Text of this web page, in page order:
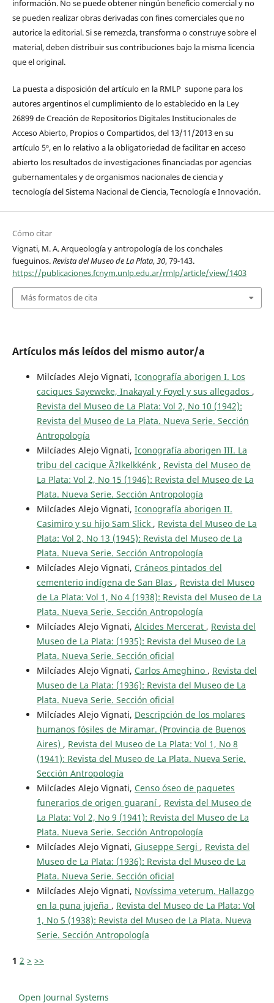
información. No se puede obtener ningún beneficio comercial y no
se pueden realizar obras derivadas con fines comerciales que no
autorice la editorial. Si se remezcla, transforma o construye sobre el
material, deben distribuir sus contribuciones bajo la misma licencia
que el original.
La puesta a disposición del artículo en la RMLP supone para los
autores argentinos el cumplimiento de lo establecido en la Ley
26899 de Creación de Repositorios Digitales Institucionales de
Acceso Abierto, Propios o Compartidos, del 13/11/2013 en su
artículo 5º, en lo relativo a la obligatoriedad de facilitar en acceso
abierto los resultados de investigaciones financiadas por agencias
gubernamentales y de organismos nacionales de ciencia y
tecnología del Sistema Nacional de Ciencia, Tecnología e Innovación.
Cómo citar
Vignati, M. A. Arqueología y antropología de los conchales
fueguinos.Revista del Museo de La Plata,30, 79-143.
https://publicaciones.fcnym.unlp.edu.ar/rmlp/article/view/1403
Más formatos de cita
Artículos más leídos del mismo autor/a
Milcíades Alejo Vignati, Iconografía aborigen I. Los
caciques Sayeweke, Inakayal y Foyel y sus allegados ,
Revista del Museo de La Plata: Vol 2, No 10 (1942):
Revista del Museo de La Plata. Nueva Serie. Sección
Antropología
Milcíades Alejo Vignati, Iconografía aborigen III. La
tribu del cacique Ã?lkelkkénk , Revista del Museo de
La Plata: Vol 2, No 15 (1946): Revista del Museo de La
Plata. Nueva Serie. Sección Antropología
Milcíades Alejo Vignati, Iconografía aborigen II.
Casimiro y su hijo Sam Slick , Revista del Museo de La
Plata: Vol 2, No 13 (1945): Revista del Museo de La
Plata. Nueva Serie. Sección Antropología
Milcíades Alejo Vignati, Cráneos pintados del
cementerio indígena de San Blas , Revista del Museo
de La Plata: Vol 1, No 4 (1938): Revista del Museo de La
Plata. Nueva Serie. Sección Antropología
Milcíades Alejo Vignati, Alcides Mercerat , Revista del
Museo de La Plata: (1935): Revista del Museo de La
Plata. Nueva Serie. Sección oficial
Milcíades Alejo Vignati, Carlos Ameghino , Revista del
Museo de La Plata: (1936): Revista del Museo de La
Plata. Nueva Serie. Sección oficial
Milcíades Alejo Vignati, Descripción de los molares
humanos fósiles de Miramar. (Provincia de Buenos
Aires) , Revista del Museo de La Plata: Vol 1, No 8
(1941): Revista del Museo de La Plata. Nueva Serie.
Sección Antropología
Milcíades Alejo Vignati, Censo óseo de paquetes
funerarios de origen guaraní , Revista del Museo de
La Plata: Vol 2, No 9 (1941): Revista del Museo de La
Plata. Nueva Serie. Sección Antropología
Milcíades Alejo Vignati, Giuseppe Sergi , Revista del
Museo de La Plata: (1936): Revista del Museo de La
Plata. Nueva Serie. Sección oficial
Milcíades Alejo Vignati, Novíssima veterum. Hallazgo
en la puna jujeña , Revista del Museo de La Plata: Vol
1, No 5 (1938): Revista del Museo de La Plata. Nueva
Serie. Sección Antropología
1 2 > >>
Open Journal Systems